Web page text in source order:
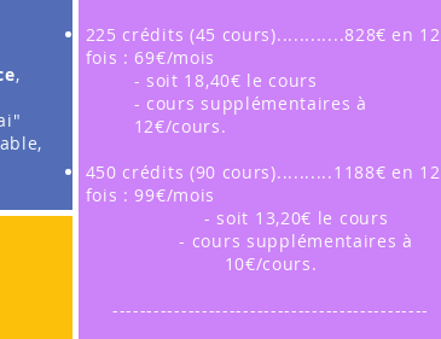
,
225 crédits (45 cours)............828€ en 12
fois : 69€/mois
- soit 18,40€ le cours
- cours supplémentaires à
12€/cours.
450 crédits (90 cours)..........1188€ en 12
fois : 99€/mois
- soit 13,20€ le cours
- cours supplémentaires à
10€/cours.
----------------------------------------------